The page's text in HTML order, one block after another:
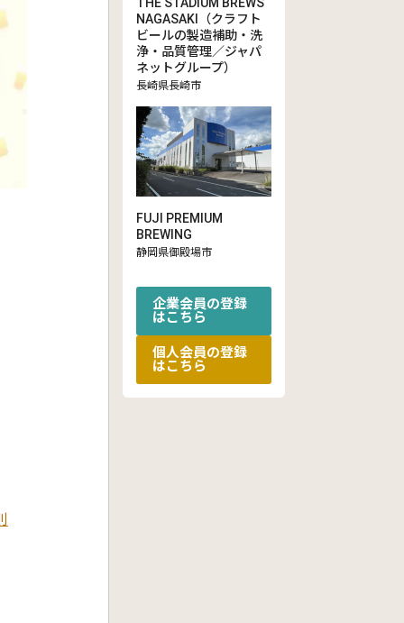
NAGASAKI（クラフト
ビールの製造補助・洗
浄・品質管理／ジャパ
ネットグループ）
長崎県長崎市
FUJI PREMIUM
BREWING
静岡県御殿場市
企業会員の登録
はこちら
個人会員の登録
はこちら